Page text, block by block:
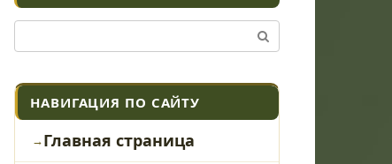
НАВИГАЦИЯ ПО САЙТУ
Главная страница